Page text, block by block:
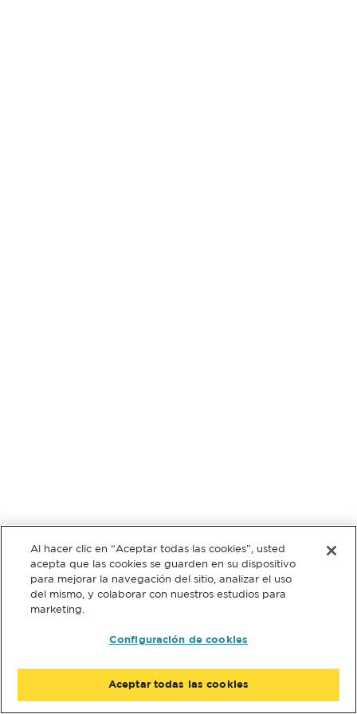
Al hacer clic en “Aceptar todas las cookies”, usted
acepta que las cookies se guarden en su dispositivo
para mejorar la navegación del sitio, analizar el uso
del mismo, y colaborar con nuestros estudios para
marketing.
Configuración de cookies
Aceptar todas las cookies